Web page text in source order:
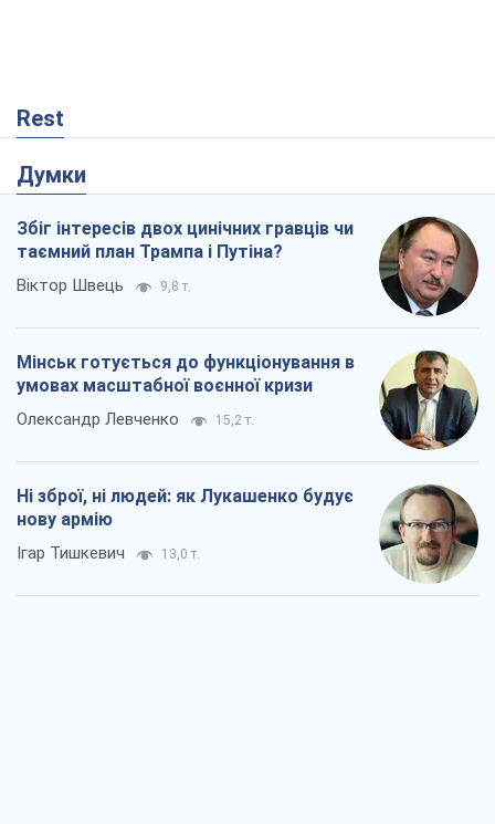
Rest
Думки
Збіг інтересів двох цинічних гравців чи
таємний план Трампа і Путіна?
Віктор Швець 9,8 т.
Мінськ готується до функціонування в
умовах масштабної воєнної кризи
Олександр Левченко 15,2 т.
Ні зброї, ні людей: як Лукашенко будує
нову армію
Ігар Тишкевич 13,0 т.